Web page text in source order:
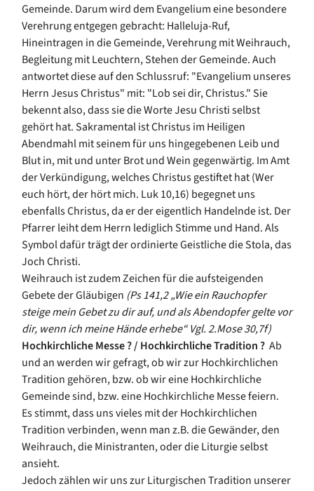
Gemeinde. Darum wird dem Evangelium eine besondere
Verehrung entgegen gebracht: Halleluja-Ruf,
Hineintragen in die Gemeinde, Verehrung mit Weihrauch,
Begleitung mit Leuchtern, Stehen der Gemeinde. Auch
antwortet diese auf den Schlussruf: "Evangelium unseres
Herrn Jesus Christus" mit: "Lob sei dir, Christus." Sie
bekennt also, dass sie die Worte Jesu Christi selbst
gehört hat. Sakramental ist Christus im Heiligen
Abendmahl mit seinem für uns hingegebenen Leib und
Blut in, mit und unter Brot und Wein gegenwärtig. Im Amt
der Verkündigung, welches Christus gestiftet hat (Wer
euch hört, der hört mich. Luk 10,16) begegnet uns
ebenfalls Christus, da er der eigentlich Handelnde ist. Der
Pfarrer leiht dem Herrn lediglich Stimme und Hand. Als
Symbol dafür trägt der ordinierte Geistliche die Stola, das
Joch Christi.
Weihrauch ist zudem Zeichen für die aufsteigenden
Gebete der Gläubigen (Ps 141,2 „Wie ein Rauchopfer
steige mein Gebet zu dir auf, und als Abendopfer gelte vor
dir, wenn ich meine Hände erhebe“ Vgl. 2.Mose 30,7f)
Hochkirchliche Messe ? / Hochkirchliche Tradition ? Ab
und an werden wir gefragt, ob wir zur Hochkirchlichen
Tradition gehören, bzw. ob wir eine Hochkirchliche
Gemeinde sind, bzw. eine Hochkirchliche Messe feiern.
Es stimmt, dass uns vieles mit der Hochkirchlichen
Tradition verbinden, wenn man z.B. die Gewänder, den
Weihrauch, die Ministranten, oder die Liturgie selbst
ansieht.
Jedoch zählen wir uns zur Liturgischen Tradition unserer